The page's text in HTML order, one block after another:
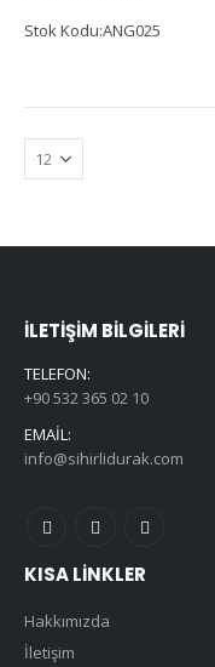
Stok Kodu:ANG025
İLETIŞIM BILGILERI
TELEFON:
+90 532 365 02 10
EMAIL:
info@sihirlidurak.com
KISA LINKLER
Hakkımızda
İletişim